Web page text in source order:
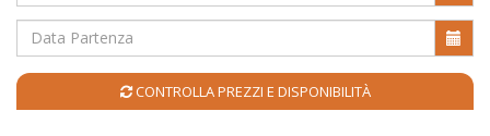
CONTROLLA PREZZI E DISPONIBILITÀ